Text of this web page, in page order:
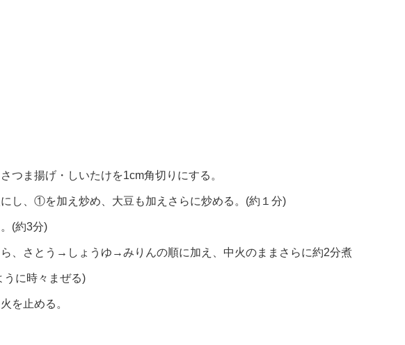
つま揚げ・しいたけを1cm角切りにする。
し、①を加え炒め、大豆も加えさらに炒める。(約１分)
(約3分)
、さとう→しょうゆ→みりんの順に加え、中火のままさらに約2分煮
うに時々まぜる)
を止める。